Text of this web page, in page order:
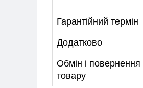
Гарантійний термін
Додатково
Обмін і повернення
товару